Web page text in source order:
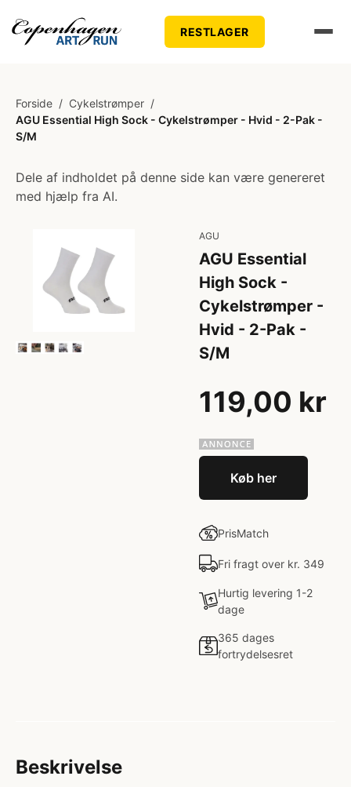
RESTLAGER
Forside / Cykelstrømper /
AGU Essential High Sock - Cykelstrømper - Hvid - 2-Pak -
S/M
Dele af indholdet på denne side kan være genereret
med hjælp fra AI.
AGU
AGU Essential
High Sock -
Cykelstrømper -
Hvid - 2-Pak -
S/M
119,00 kr
Køb her
PrisMatch
Fri fragt over kr. 349
Hurtig levering 1-2
dage
365 dages
fortrydelsesret
Beskrivelse